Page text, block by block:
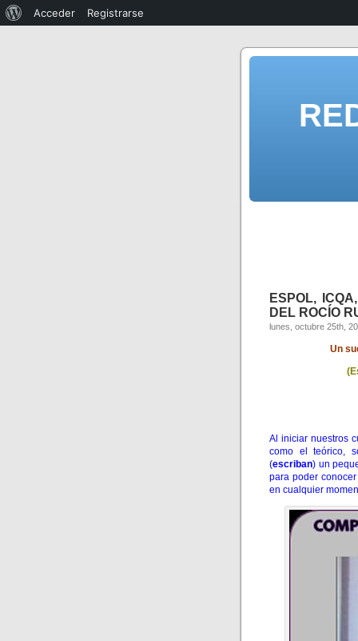
ESPOL,
DEL ROCÍO
lunes, octubre 25th,
Un
Al iniciar nuestros
como el teórico,
(escriban) un
para poder
en cualquier
Acceder Registrarse